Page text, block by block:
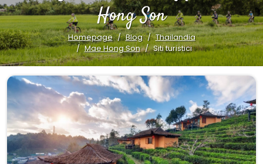
Hong Son
Homepage Blog
Thailandia
Mae Hong Son
Siti turistici